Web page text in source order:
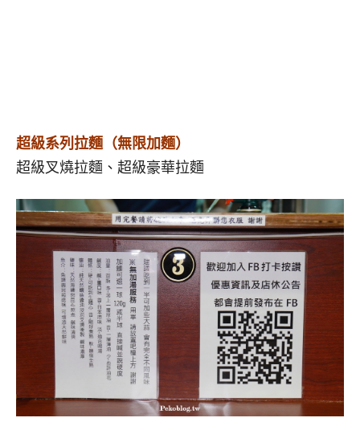
超級系列拉麵（無限加麵）
超級叉燒拉麵、超級豪華拉麵